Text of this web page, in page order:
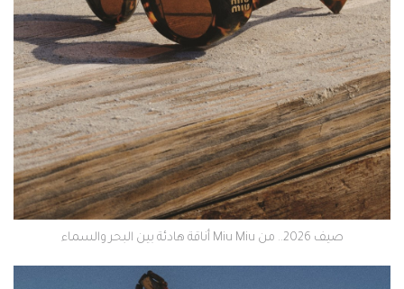
صيف 2026.. من Miu Miu أناقة هادئة بين البحر والسماء